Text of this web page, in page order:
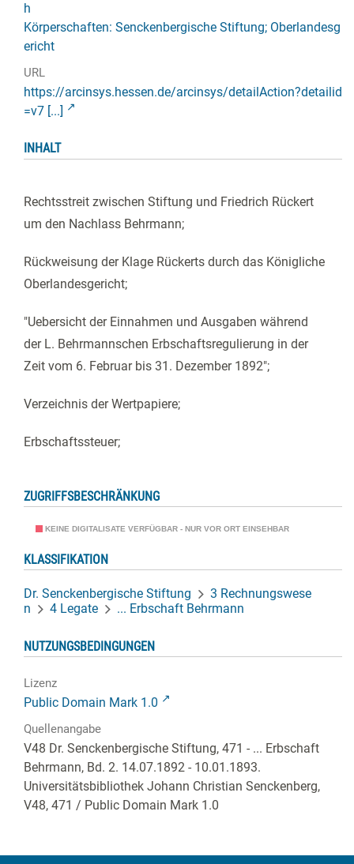
h
Körperschaften: Senckenbergische Stiftung; Oberlandesg
ericht
URL
https://arcinsys.hessen.de/arcinsys/detailAction?detailid
=v7 [...]
INHALT
Rechtsstreit zwischen Stiftung und Friedrich Rückert
um den Nachlass Behrmann;
Rückweisung der Klage Rückerts durch das Königliche
Oberlandesgericht;
"Uebersicht der Einnahmen und Ausgaben während
der L. Behrmannschen Erbschaftsregulierung in der
Zeit vom 6. Februar bis 31. Dezember 1892";
Verzeichnis der Wertpapiere;
Erbschaftssteuer;
ZUGRIFFSBESCHRÄNKUNG
KEINE DIGITALISATE VERFÜGBAR - NUR VOR ORT EINSEHBAR
KLASSIFIKATION
Dr. Senckenbergische Stiftung
3 Rechnungswese
n
4 Legate ... Erbschaft Behrmann
NUTZUNGSBEDINGUNGEN
Lizenz
Public Domain Mark 1.0
Quellenangabe
V48 Dr. Senckenbergische Stiftung, 471 - ... Erbschaft
Behrmann, Bd. 2. 14.07.1892 - 10.01.1893.
Universitätsbibliothek Johann Christian Senckenberg,
V48, 471 / Public Domain Mark 1.0